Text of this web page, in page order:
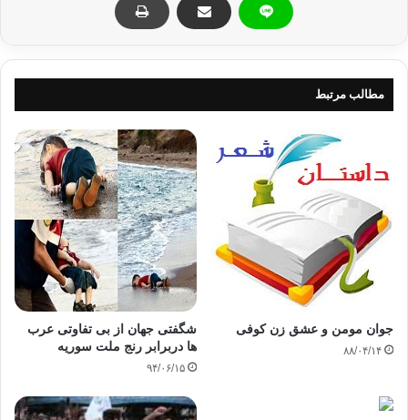
ومع دخول حركات الإسلام السياسي في خصام أو
في دوامة العنف مع معظم الأنظمة السياسية في العالم العربي، أو في دخولها
في إطار
التعددية الحزبية القائمة في بعض الأقطار مثل الأردن والمغرب وغيرهما، بدا أن
هذه
الحركات مدعوة لإعادة النظر في الكثير من مفاهيمها التي بنت عليها خطابها،
هذه المفاهيم هو مفهوم “الدولة الإسلامية” الذي حاول الكثير من المفكرين
والمثقفين العرب النظر إليه وفق تاريخيته الزمنية وأصوله المرجعية.
لذلك يحاول برهان غليون في حواره مع محمد
مطالب مرتبط
جوان مومن و عشق زن کوفی
۸۸/۰۴/۱۴
شگفتی جهان از بی تفاوتی عرب
ها دربرابر رنج ملت سوریه
۹۴/۰۶/۱۵